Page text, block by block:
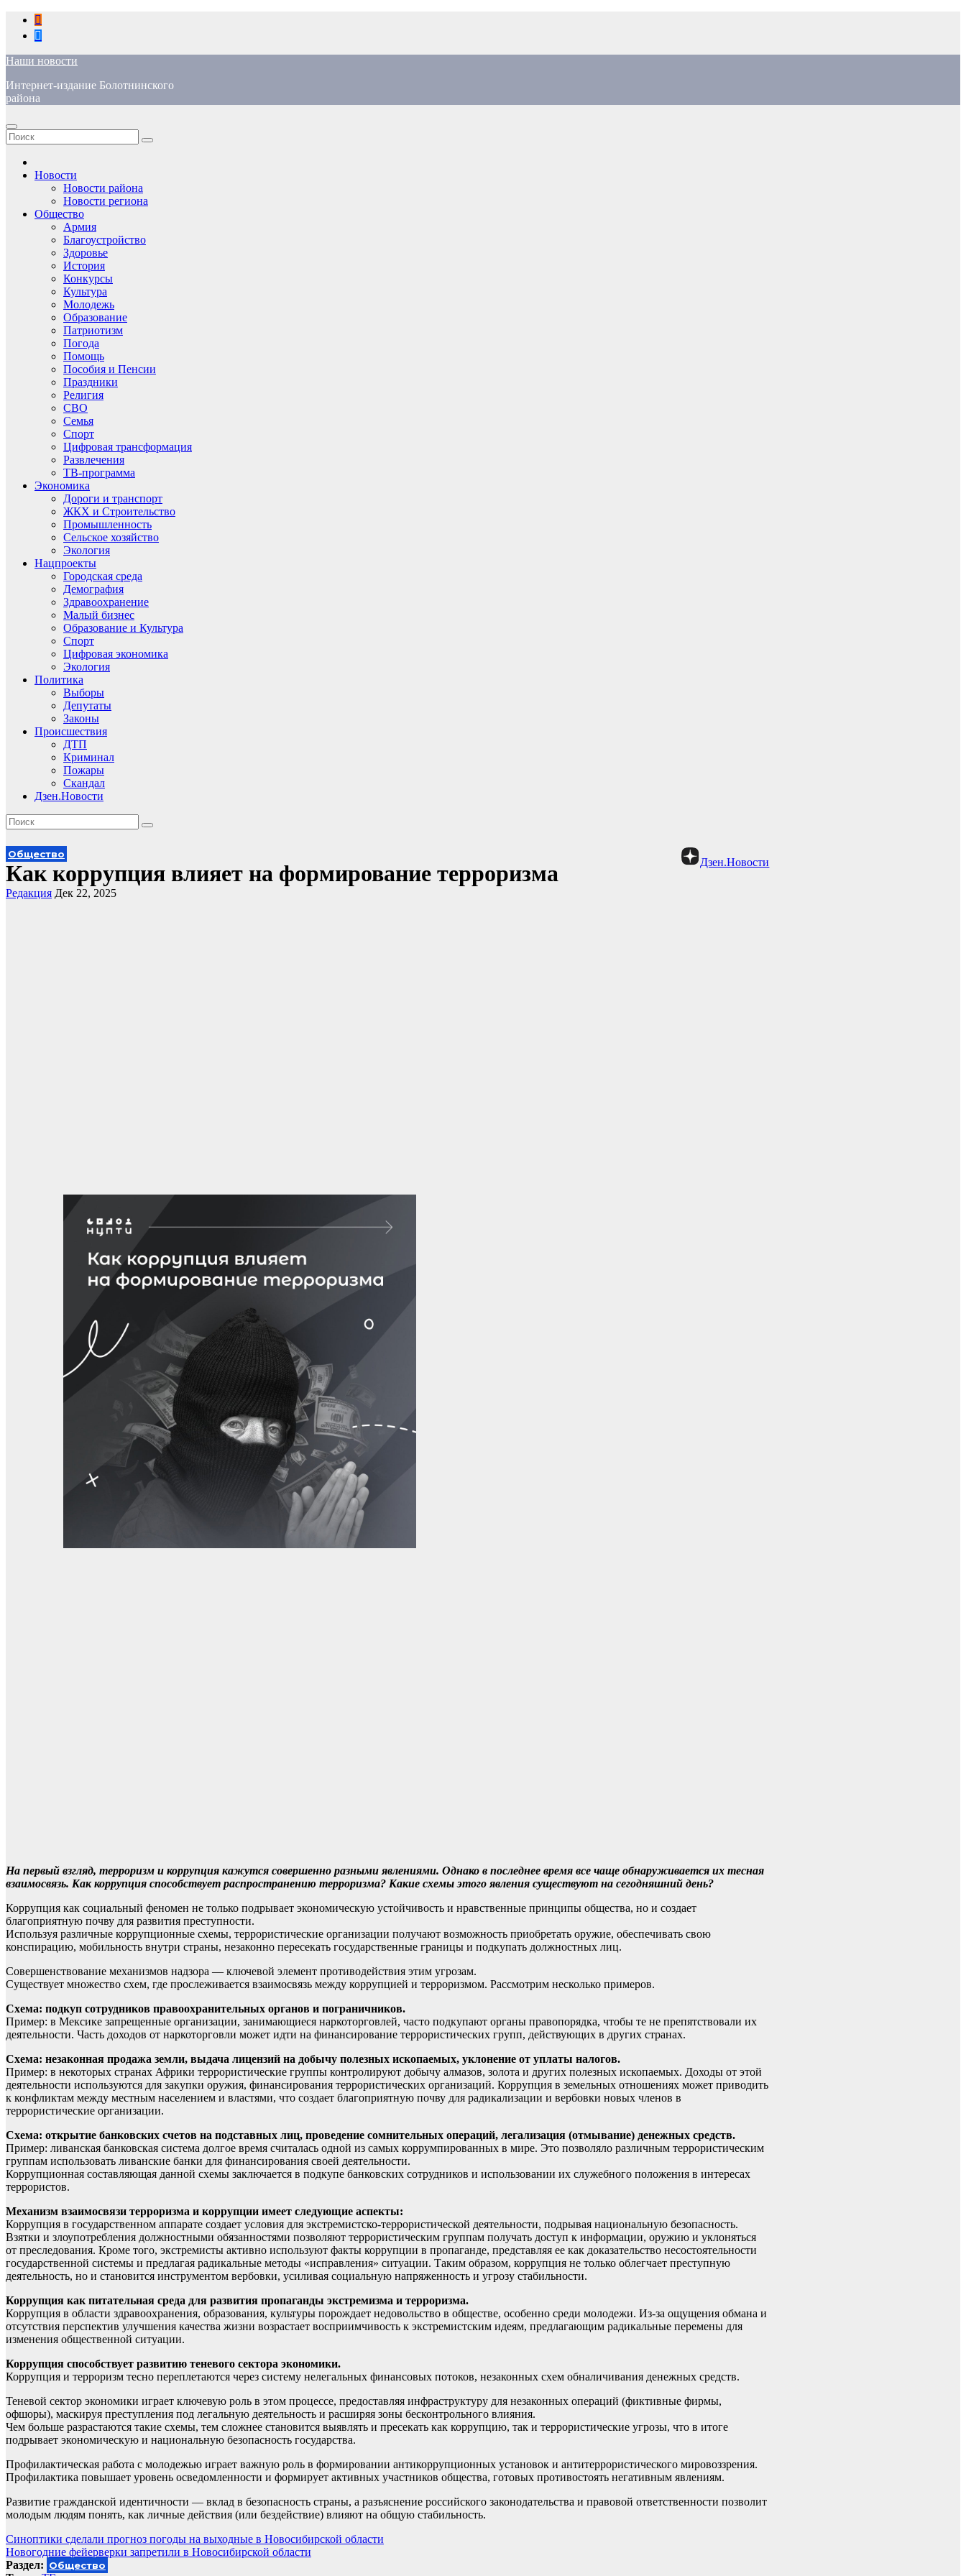
Перейти
содержимому
Наши новости
Интернет-издание Болотнинского
района
Новости
Новости района
Новости региона
Общество
Армия
Благоустройство
Здоровье
История
Конкурсы
Культура
Молодежь
Образование
Патриотизм
Погода
Помощь
Пособия и Пенсии
Праздники
Религия
СВО
Семья
Спорт
Цифровая трансформация
Развлечения
ТВ-программа
Экономика
Дороги и транспорт
ЖКХ и Строительство
Промышленность
Сельское хозяйство
Экология
Нацпроекты
Городская среда
Демография
Здравоохранение
Малый бизнес
Образование и Культура
Спорт
Цифровая экономика
Экология
Политика
Выборы
Депутаты
Законы
Происшествия
ДТП
Криминал
Пожары
Скандал
Дзен.Новости
Дзен.Новости
Общество
Как коррупция влияет на формирование терроризма
Редакция Дек 22, 2025
На первый взгляд, терроризм и коррупция кажутся совершенно разными явлениями. Однако в последнее время все чаще обнаруживается их тесная
взаимосвязь. Как коррупция способствует распространению терроризма? Какие схемы этого явления существуют на сегодняшний день?
Коррупция как социальный феномен не только подрывает экономическую устойчивость и нравственные принципы общества, но и создает
благоприятную почву для развития преступности.
Используя различные коррупционные схемы, террористические организации получают возможность приобретать оружие, обеспечивать свою
конспирацию, мобильность внутри страны, незаконно пересекать государственные границы и подкупать должностных лиц.
Совершенствование механизмов надзора — ключевой элемент противодействия этим угрозам.
Существует множество схем, где прослеживается взаимосвязь между коррупцией и терроризмом. Рассмотрим несколько примеров.
Схема: подкуп сотрудников правоохранительных органов и пограничников.
Пример: в Мексике запрещенные организации, занимающиеся наркоторговлей, часто подкупают органы правопорядка, чтобы те не препятствовали их
деятельности. Часть доходов от наркоторговли может идти на финансирование террористических групп, действующих в других странах.
Схема: незаконная продажа земли, выдача лицензий на добычу полезных ископаемых, уклонение от уплаты налогов.
Пример: в некоторых странах Африки террористические группы контролируют добычу алмазов, золота и других полезных ископаемых. Доходы от этой
деятельности используются для закупки оружия, финансирования террористических организаций. Коррупция в земельных отношениях может приводить
к конфликтам между местным населением и властями, что создает благоприятную почву для радикализации и вербовки новых членов в
террористические организации.
Схема: открытие банковских счетов на подставных лиц, проведение сомнительных операций, легализация (отмывание) денежных средств.
Пример: ливанская банковская система долгое время считалась одной из самых коррумпированных в мире. Это позволяло различным террористическим
группам использовать ливанские банки для финансирования своей деятельности.
Коррупционная составляющая данной схемы заключается в подкупе банковских сотрудников и использовании их служебного положения в интересах
террористов.
Механизм взаимосвязи терроризма и коррупции имеет следующие аспекты:
Коррупция в государственном аппарате создает условия для экстремистско-террористической деятельности, подрывая национальную безопасность.
Взятки и злоупотребления должностными обязанностями позволяют террористическим группам получать доступ к информации, оружию и уклоняться
от преследования. Кроме того, экстремисты активно используют факты коррупции в пропаганде, представляя ее как доказательство несостоятельности
государственной системы и предлагая радикальные методы «исправления» ситуации. Таким образом, коррупция не только облегчает преступную
деятельность, но и становится инструментом вербовки, усиливая социальную напряженность и угрозу стабильности.
Коррупция как питательная среда для развития пропаганды экстремизма и терроризма.
Коррупция в области здравоохранения, образования, культуры порождает недовольство в обществе, особенно среди молодежи. Из-за ощущения обмана и
отсутствия перспектив улучшения качества жизни возрастает восприимчивость к экстремистским идеям, предлагающим радикальные перемены для
изменения общественной ситуации.
Коррупция способствует развитию теневого сектора экономики.
Коррупция и терроризм тесно переплетаются через систему нелегальных финансовых потоков, незаконных схем обналичивания денежных средств.
Теневой сектор экономики играет ключевую роль в этом процессе, предоставляя инфраструктуру для незаконных операций (фиктивные фирмы,
офшоры), маскируя преступления под легальную деятельность и расширяя зоны бесконтрольного влияния.
Чем больше разрастаются такие схемы, тем сложнее становится выявлять и пресекать как коррупцию, так и террористические угрозы, что в итоге
подрывает экономическую и национальную безопасность государства.
Профилактическая работа с молодежью играет важную роль в формировании антикоррупционных установок и антитеррористического мировоззрения.
Профилактика повышает уровень осведомленности и формирует активных участников общества, готовых противостоять негативным явлениям.
Развитие гражданской идентичности — вклад в безопасность страны, а разъяснение российского законодательства и правовой ответственности позволит
молодым людям понять, как личные действия (или бездействие) влияют на общую стабильность.
Навигация
по
Синоптики сделали прогноз погоды на выходные в Новосибирской области
Новогодние фейерверки запретили в Новосибирской области
Раздел: Общество